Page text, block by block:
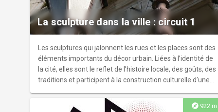
La sculpture dans la ville : circuit 1
Les sculptures qui jalonnent les rues et les places sont des
éléments importants du décor urbain. Liées à l’identité de
la cité, elles sont le reflet de l’histoire locale, des goûts, des
traditions et participent à la construction culturelle d’une
explore 922 m